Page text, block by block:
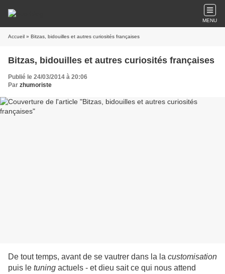
MENU
Accueil » Bitzas, bidouilles et autres curiosités françaises
Bitzas, bidouilles et autres curiosités françaises
Publié le 24/03/2014 à 20:06
Par zhumoriste
De tout temps, avant de se vautrer dans la la customisation
puis le tuning actuels - et dieu sait ce qui nous attend